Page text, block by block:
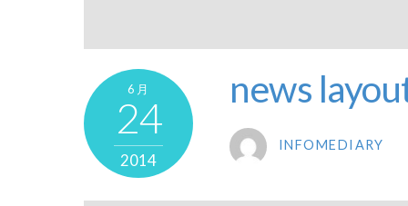
6月
24
2014
news
INFOMEDIARY